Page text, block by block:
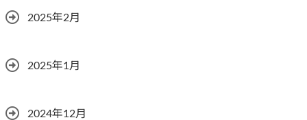
2025年2月
2025年1月
2024年12月